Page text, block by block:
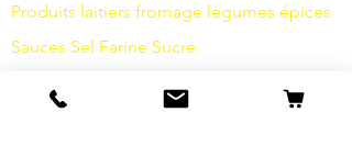
Produits laitiers fromage légumes épices
Sauces Sel Farine Sucre